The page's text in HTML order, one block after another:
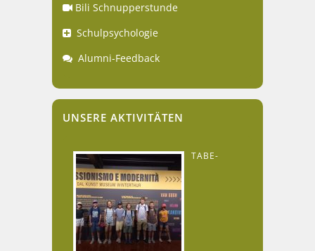
Bili Schnupperstunde
Schulpsychologie
Alumni-Feedback
UNSERE AKTIVITÄTEN
TABE-